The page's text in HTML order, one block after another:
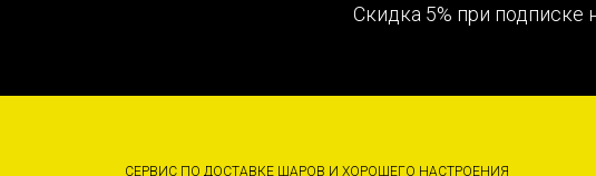
Скидка 5% при подписке
СЕРВИС ПО ДОСТАВКЕ ШАРОВ И ХОРОШЕГО НАСТРОЕНИЯ